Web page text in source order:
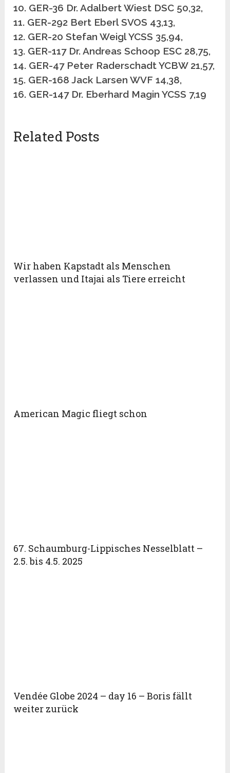
10. GER-36 Dr. Adalbert Wiest DSC 50,32,
11. GER-292 Bert Eberl SVOS 43,13,
12. GER-20 Stefan Weigl YCSS 35,94,
13. GER-117 Dr. Andreas Schoop ESC 28,75,
14. GER-47 Peter Raderschadt YCBW 21,57,
15. GER-168 Jack Larsen WVF 14,38,
16. GER-147 Dr. Eberhard Magin YCSS 7,19
Related Posts
Wir haben Kapstadt als Menschen
verlassen und Itajai als Tiere erreicht
American Magic fliegt schon
67. Schaumburg-Lippisches Nesselblatt –
2.5. bis 4.5. 2025
Vendée Globe 2024 – day 16 – Boris fällt
weiter zurück